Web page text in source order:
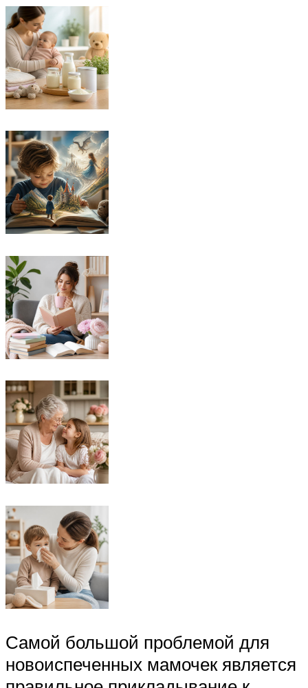
Самой большой проблемой для
новоиспеченных мамочек является